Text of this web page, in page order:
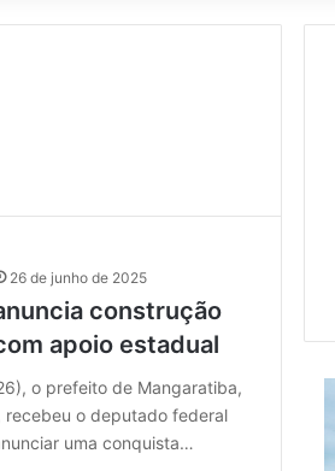
26 de junho de 2025
construção
apoio estadual
o prefeito de Mangaratiba,
recebeu o deputado federal
uma conquista…